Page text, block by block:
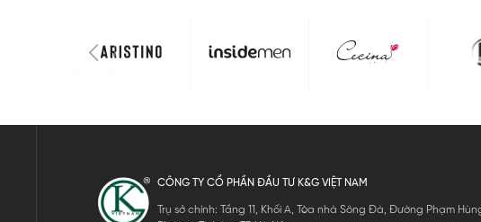
CÔNG TY CỔ PHẦN ĐẦU TƯ K&G VIỆT NAM
Trụ sở chính: Tầng 11, Khối A, Tòa nhà Sông Đà, Đường Phạm